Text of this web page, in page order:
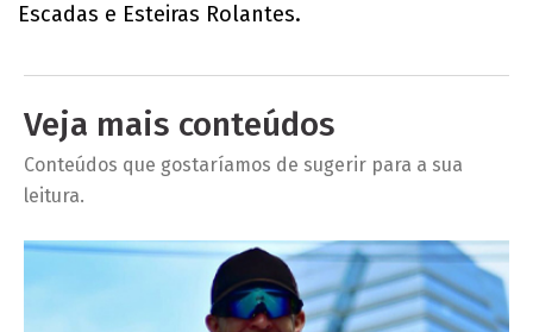
Escadas e Esteiras Rolantes.
Veja mais conteúdos
Conteúdos que gostaríamos de sugerir para a sua
leitura.